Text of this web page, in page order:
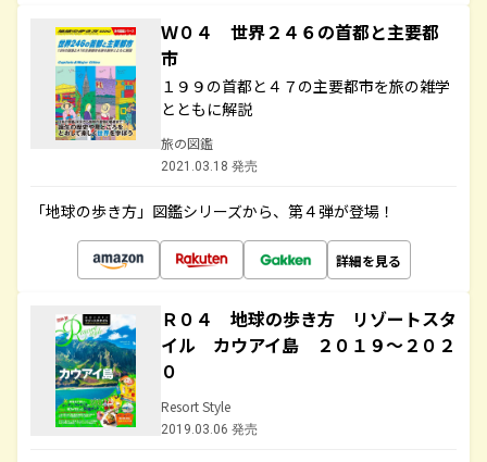
Ｗ０４ 世界２４６の首都と主要都
市
１９９の首都と４７の主要都市を旅の雑学
とともに解説
旅の図鑑
2021.03.18 発売
「地球の歩き方」図鑑シリーズから、第４弾が登場！
詳細を見る
Ｒ０４ 地球の歩き方 リゾートスタ
イル カウアイ島 ２０１９～２０２
０
Resort Style
2019.03.06 発売